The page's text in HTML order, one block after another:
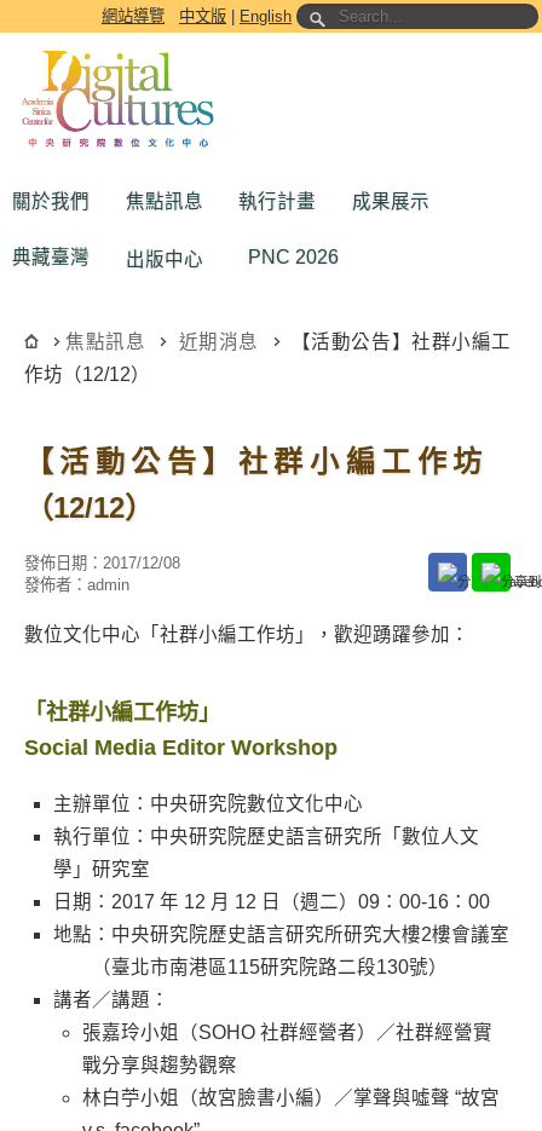
跳到主要內容區塊網站導覽 中文版 English
關於我們 焦點訊息 執行計畫 成果展示
典藏臺灣 出版中心 PNC 2026
焦點訊息 近期消息
【活動公告】社群小編工
作坊（12/12）
【活動公告】社群小編工作坊
（12/12）
發佈日期： 2017/12/08
發佈者： admin
數位文化中心「社群小編工作坊」，歡迎踴躍參加：
「社群小編工作坊」
Social Media Editor Workshop
​主辦單位：中央研究院數位文化中心
執行單位：中央研究院歷史語言研究所「數位人文
學」研究室
日期：2017 年 12 月 12 日（週二）09：00-16：00
地點：中央研究院歷史語言研究所研究大樓2樓會議室
（臺北市南港區115研究院路二段130號）
講者／講題：
張嘉玲小姐（SOHO 社群經營者）／社群經營實
戰分享與趨勢觀察
林白苧小姐（故宮臉書小編）／掌聲與噓聲 “故宮